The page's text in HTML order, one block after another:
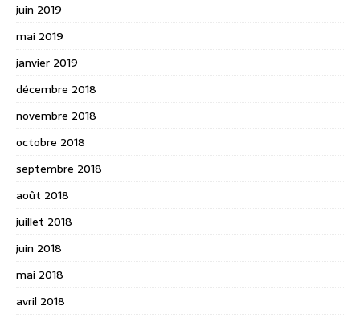
juin 2019
mai 2019
janvier 2019
décembre 2018
novembre 2018
octobre 2018
septembre 2018
août 2018
juillet 2018
juin 2018
mai 2018
avril 2018